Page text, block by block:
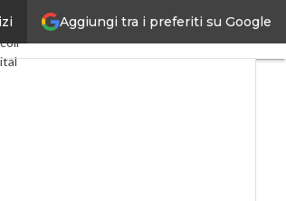
Aggiungi tra i preferiti su Google